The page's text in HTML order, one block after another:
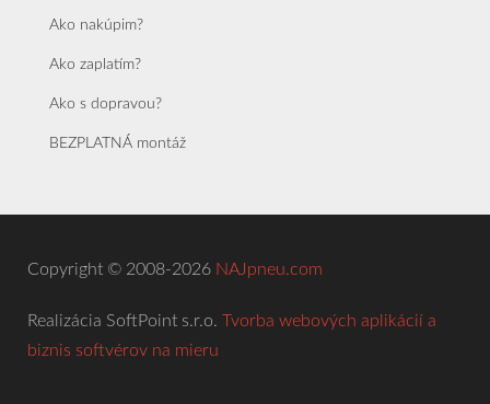
Ako nakúpim?
Ako zaplatím?
Ako s dopravou?
BEZPLATNÁ montáž
Copyright © 2008-2026 NAJpneu.com
Realizácia SoftPoint s.r.o. Tvorba webových aplikácií a
biznis softvérov na mieru